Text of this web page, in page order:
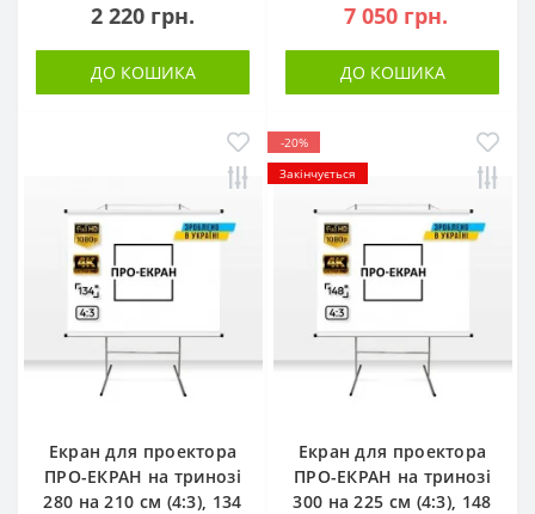
2 220 грн.
ДО КОШИКА
7 050 грн.
ДО КОШИКА
Екран для проектора
ПРО-ЕКРАН на тринозі
280 на 210 см (4:3), 134
-20%
Закінчується
Екран для проектора
ПРО-ЕКРАН на тринозі
300 на 225 см (4:3), 148